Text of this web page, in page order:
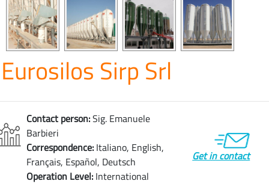
Eurosilos Sirp Srl
Contact person:Sig. Emanuele
Barbieri
Correspondence: Italiano, English,
Français, Español, Deutsch
Operation Level: International
Get in contact